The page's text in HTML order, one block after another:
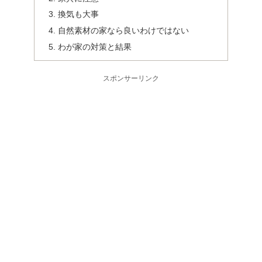
換気も大事
自然素材の家なら良いわけではない
わが家の対策と結果
スポンサーリンク